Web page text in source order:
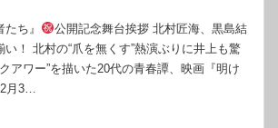
ち』
公開記念舞台挨拶 北村匠海、黒島結
！ 北村の“爪を無くす”熱演ぶりに井上も驚
アワー”を描いた20代の青春譚、映画『明け
月3…